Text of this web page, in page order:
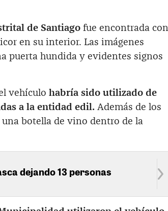
de Santiago fue encontrada con
en su interior. Las imágenes
puerta hundida y evidentes signos
vehículo habría sido utilizado de
a la entidad edil. Además de los
botella de vino dentro de la
dejando 13 personas